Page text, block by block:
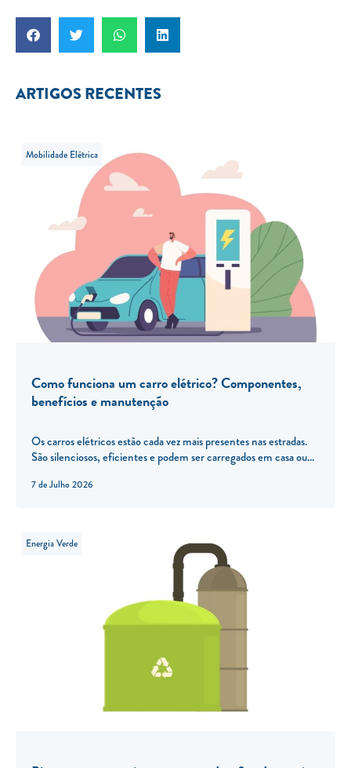
ARTIGOS RECENTES
7 de Julho 2026
Mobilidade Elétrica
Como funciona um carro elétrico? Componentes,
benefícios e manutenção
Os carros elétricos estão cada vez mais presentes nas estradas.
São silenciosos, eficientes e podem ser carregados em casa ou...
Energia Verde